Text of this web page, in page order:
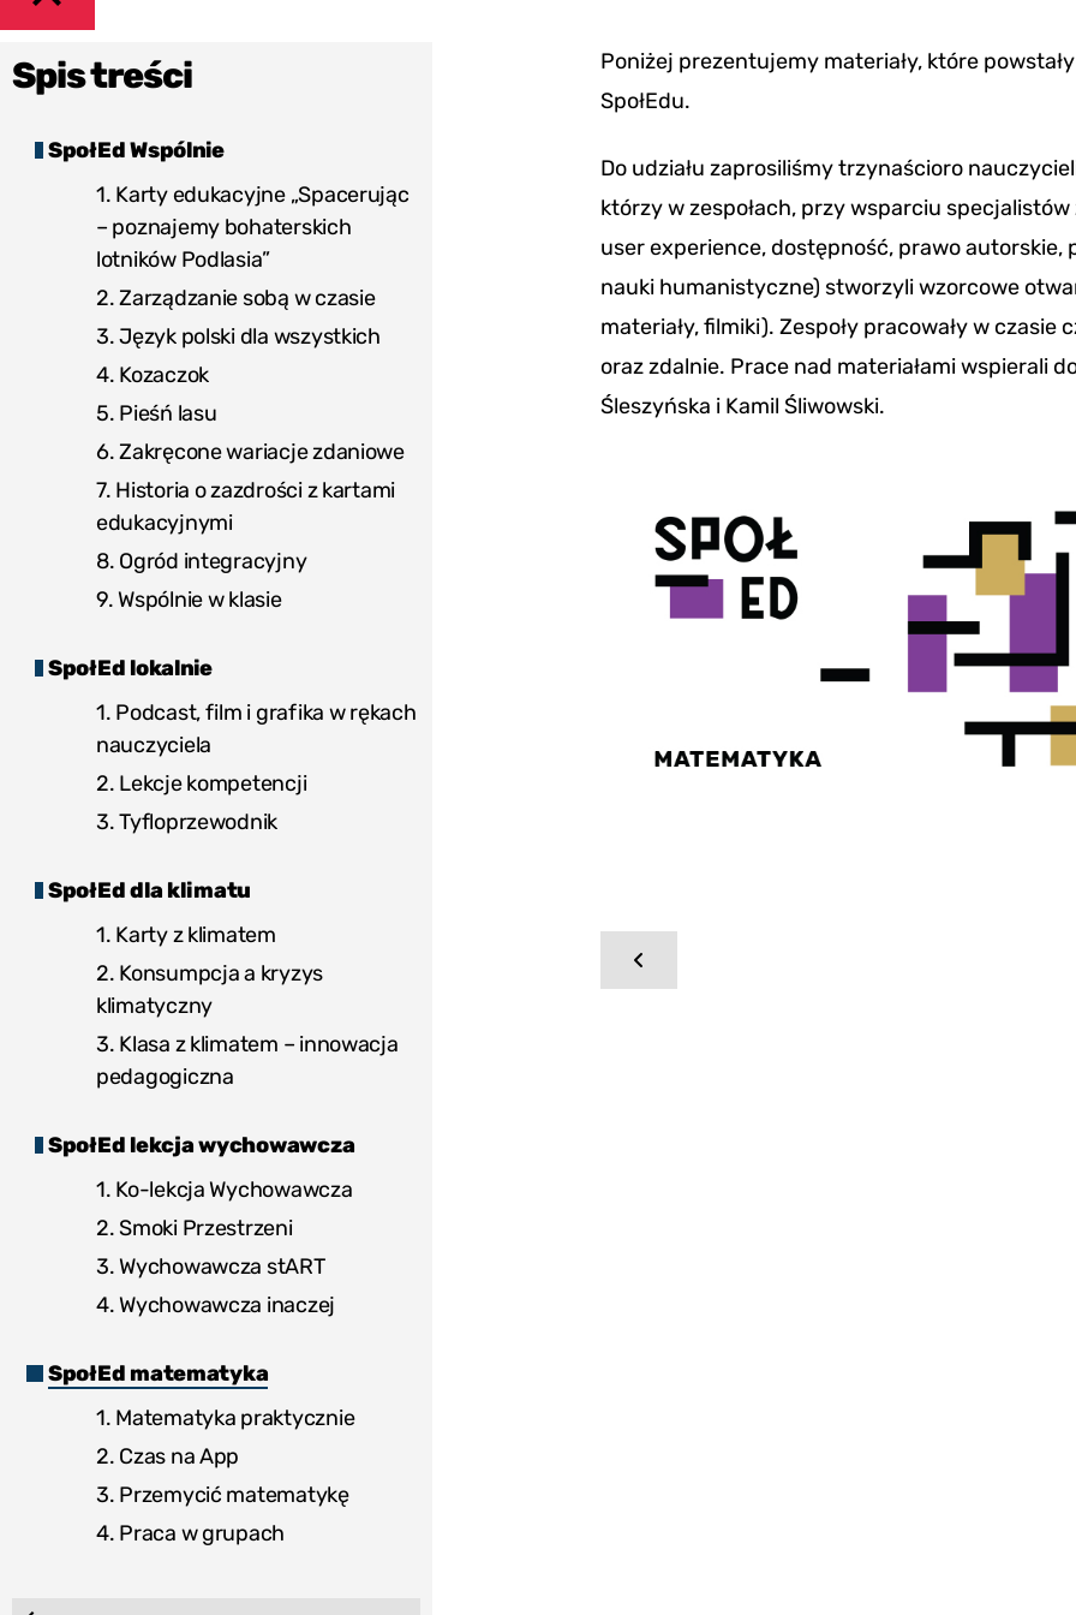
UKRYJ
MENU
Spis treści
SpołEd Wspólnie
1. Karty edukacyjne „Spacerując
– poznajemy bohaterskich
lotników Podlasia”
2. Zarządzanie sobą w czasie
3. Język polski dla wszystkich
4. Kozaczok
5. Pieśń lasu
6. Zakręcone wariacje zdaniowe
7. Historia o zazdrości z kartami
edukacyjnymi
8. Ogród integracyjny
9. Wspólnie w klasie
SpołEd lokalnie
1. Podcast, film i grafika w rękach
nauczyciela
2. Lekcje kompetencji
3. Tyfloprzewodnik
SpołEd dla klimatu
1. Karty z klimatem
2. Konsumpcja a kryzys
klimatyczny
3. Klasa z klimatem – innowacja
pedagogiczna
SpołEd lekcja wychowawcza
1. Ko-lekcja Wychowawcza
2. Smoki Przestrzeni
3. Wychowawcza stART
4. Wychowawcza inaczej
SpołEd matematyka
1. Matematyka praktycznie
2. Czas na App
3. Przemycić matematykę
4. Praca w grupach
Poniżej prezentujemy materiały, które
SpołEdu.
Do udziału zaprosiliśmy trzynaścioro
którzy w zespołach, przy wsparciu
user experience, dostępność, prawo
nauki humanistyczne) stworzyli wzorcowe
materiały, filmiki). Zespoły pracowały w
oraz zdalnie. Prace nad materiałami wspierali
Śleszyńska i Kamil Śliwowski.
"Poprzednia